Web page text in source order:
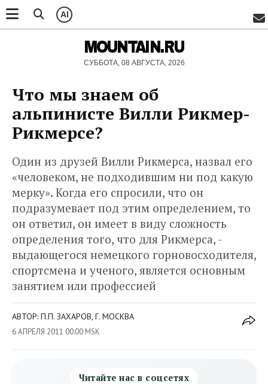
AI
MOUNTAIN.RU
СУББОТА, 08 АВГУСТА, 2026
Что мы знаем об
альпинисте Вилли Рикмер-
Рикмерсе?
Один из друзей Вилли Рикмерса, назвал его
«человеком, не подходившим ни под какую
мерку». Когда его спросили, что он
подразумевает под этим определением, то
он ответил, он имеет в виду сложность
определения того, что для Рикмерса, -
выдающегося немецкого горновосходителя,
спортсмена и ученого, является основным
занятием или профессией
АВТОР: П.П. ЗАХАРОВ, Г. МОСКВА
6 АПРЕЛЯ 2011 00:00 MSK
Читайте нас в соцсетях